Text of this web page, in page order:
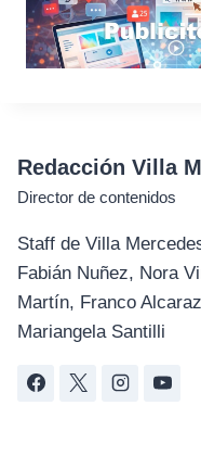
Redacción Villa
Director de contenidos
Staff de Villa
Fabián Nuñez, Nora
Martín, Franco
Mariangela Santilli